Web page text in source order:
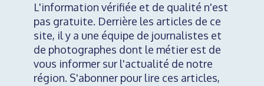
L'information vérifiée et de qualité n'est
pas gratuite. Derrière les articles de ce
site, il y a une équipe de journalistes et
de photographes dont le métier est de
vous informer sur l'actualité de notre
région. S'abonner pour lire ces articles,